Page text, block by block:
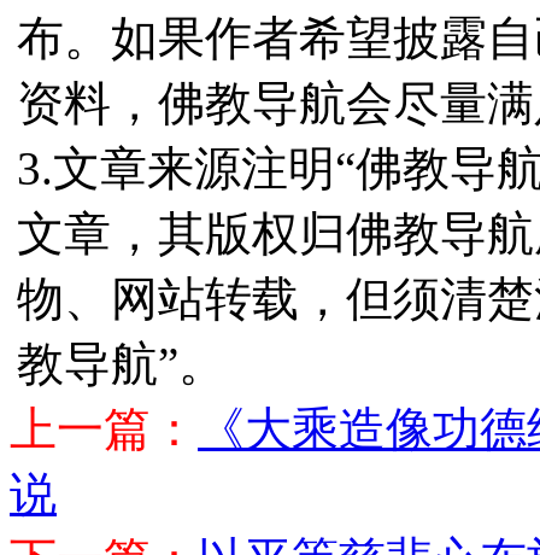
布。如果作者希望披露
资料，佛教导航会尽量
3.文章来源注明“佛教导
文章，其版权归佛教导
物、网站转载，但须清
教导航”。
上一篇：
《大乘造像功
说